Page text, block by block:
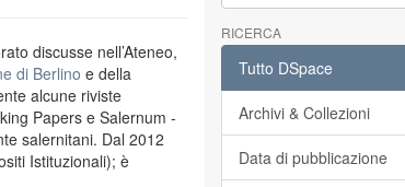
discusse nell’Ateneo,
di Berlino e della
alcune riviste
Papers e Salernum -
salernitani. Dal 2012
Istituzionali); è
RICERCA
Tutto DSpace
Archivi & Collezioni
Data di pubblicazione